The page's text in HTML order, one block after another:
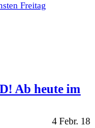
Freitag
Ab heute im
4 Febr. 18